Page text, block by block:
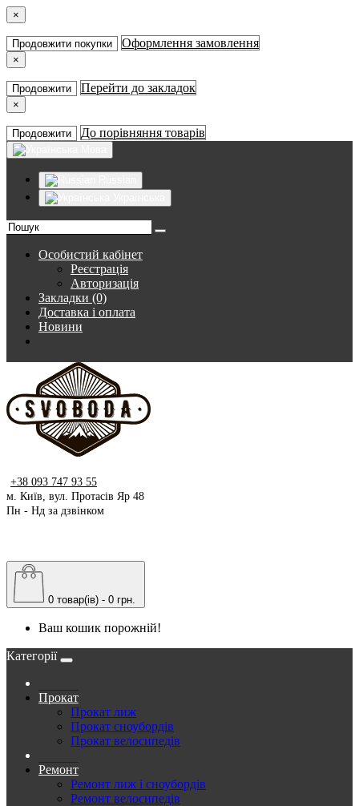
×
Продовжити покупки Оформлення замовлення
×
Продовжити Перейти до закладок
×
Продовжити До порівняння товарів
Особистий кабінет
Реєстрація
Авторизація
Закладки (0)
Доставка і оплата
Новини
+38 093 747 93 55
м. Київ, вул. Протасів Яр 48
Пн - Нд за дзвінком
0 товар(ів) - 0 грн.
Ваш кошик порожній!
Категорії
Прокат
Прокат лиж
Прокат сноубордів
Прокат велосипедів
Ремонт
Ремонт лиж і сноубордів
Ремонт велосипедів